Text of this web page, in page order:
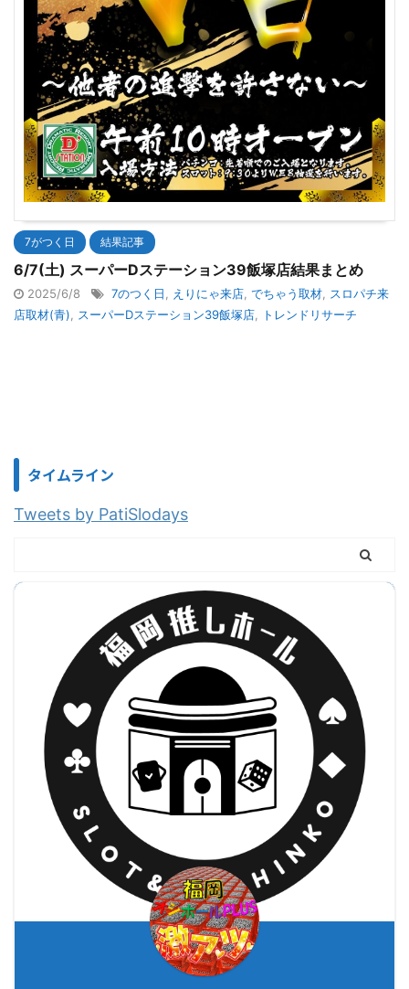
7がつく日 結果記事
6/7(土) スーパーDステーション39飯塚店結果まとめ
2025/6/8 7のつく日 えりにゃ来店 でちゃう取材
スロパチ来
店取材(青)
スーパーDステーション39飯塚店 トレンドリサーチ
タイムライン
Tweets by PatiSlodays